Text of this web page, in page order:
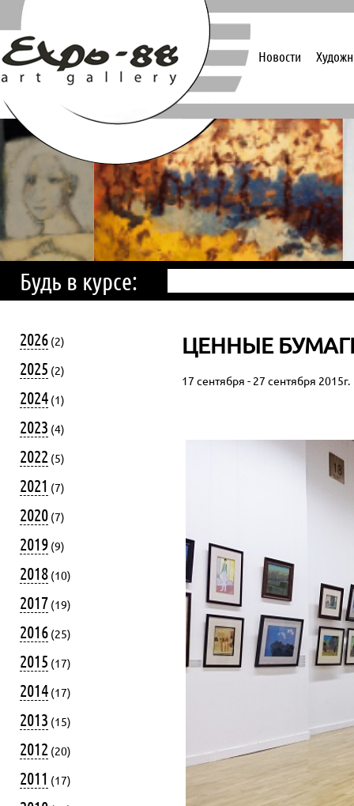
Новости
Будь в курсе:
2026 (2)
2025 (2)
2024 (1)
2023 (4)
2022 (5)
2021 (7)
2020 (7)
2019 (9)
2018 (10)
2017 (19)
2016 (25)
2015 (17)
2014 (17)
2013 (15)
2012 (20)
2011 (17)
ЦЕННЫЕ
17 сентября - 27 сентября 2015г.